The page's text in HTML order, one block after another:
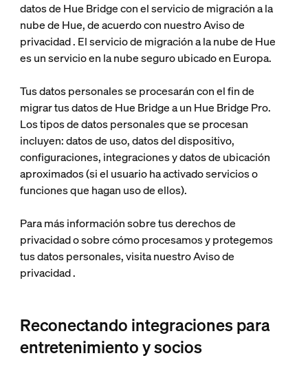
datos de Hue Bridge con el servicio de migración a la
nube de Hue, de acuerdo con nuestro Aviso de
privacidad. El servicio de migración a la nube de Hue
es un servicio en la nube seguro ubicado en Europa.
Tus datos personales se procesarán con el fin de
migrar tus datos de Hue Bridge a un Hue Bridge Pro.
Los tipos de datos personales que se procesan
incluyen: datos de uso, datos del dispositivo,
configuraciones, integraciones y datos de ubicación
aproximados (si el usuario ha activado servicios o
funciones que hagan uso de ellos).
Para más información sobre tus derechos de
privacidad o sobre cómo procesamos y protegemos
tus datos personales, visita nuestro Aviso de
privacidad.
Reconectando integraciones para
entretenimiento y socios